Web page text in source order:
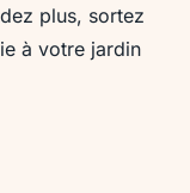
plus, sortez
à votre jardin